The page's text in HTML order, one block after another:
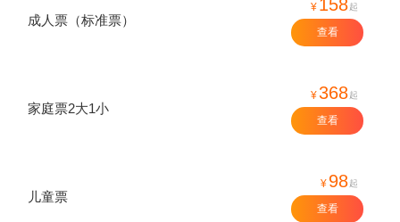
成人票（标准票）
¥ 158起
查看
家庭票2大1小
¥368起
查看
儿童票
¥ 98起
查看